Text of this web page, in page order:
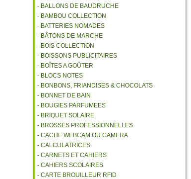
- BALLONS DE BAUDRUCHE
- BAMBOU COLLECTION
- BATTERIES NOMADES
- BÂTONS DE MARCHE
- BOIS COLLECTION
- BOISSONS PUBLICITAIRES
- BOÎTES A GOÛTER
- BLOCS NOTES
- BONBONS, FRIANDISES & CHOCOLATS
- BONNET DE BAIN
- BOUGIES PARFUMEES
- BRIQUET SOLAIRE
- BROSSES PROFESSIONNELLES
- CACHE WEBCAM OU CAMERA
- CALCULATRICES
- CARNETS ET CAHIERS
- CAHIERS SCOLAIRES
- CARTE BROUILLEUR RFID